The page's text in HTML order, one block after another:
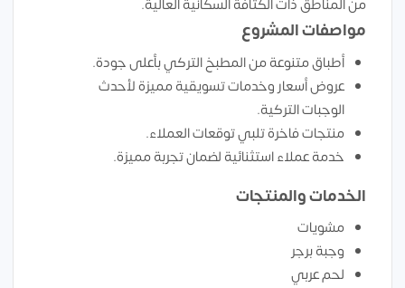
من المناطق ذات الكثافة السكانية العالية.
مواصفات المشروع
أطباق متنوعة من المطبخ التركي بأعلى جودة.
عروض أسعار وخدمات تسويقية مميزة لأحدث
الوجبات التركية.
منتجات فاخرة تلبي توقعات العملاء.
خدمة عملاء استثنائية لضمان تجربة مميزة.
الخدمات والمنتجات
مشويات
وجبة برجر
لحم عربي